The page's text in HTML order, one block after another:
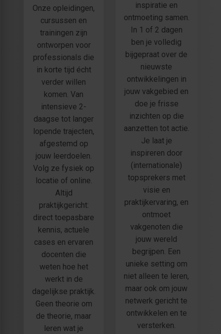
Onze opleidingen,
cursussen en
trainingen zijn
ontworpen voor
professionals die
in korte tijd écht
verder willen
komen. Van
intensieve 2-
daagse tot langer
lopende trajecten,
afgestemd op
jouw leerdoelen.
Volg ze fysiek op
locatie of online.
Altijd
praktijkgericht:
direct toepasbare
kennis, actuele
cases en ervaren
docenten die
weten hoe het
werkt in de
dagelijkse praktijk.
Geen theorie om
de theorie, maar
leren wat je
inspiratie en
ontmoeting samen.
In 1 of 2 dagen
ben je volledig
bijgepraat over de
nieuwste
ontwikkelingen in
jouw vakgebied en
doe je frisse
inzichten op die
aanzetten tot actie.
Je laat je
inspireren door
(internationale)
topsprekers met
visie en
praktijkervaring, en
ontmoet
vakgenoten die
jouw wereld
begrijpen. Een
unieke setting om
niet alleen te leren,
maar ook om jouw
netwerk gericht te
ontwikkelen en te
versterken.